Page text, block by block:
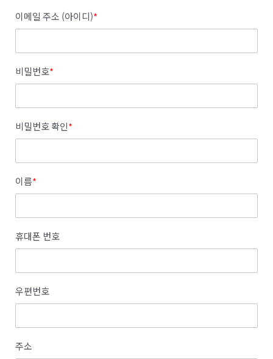
이메일 주소 (아이디)*
비밀번호*
비밀번호 확인*
이름*
휴대폰 번호
우편번호
주소